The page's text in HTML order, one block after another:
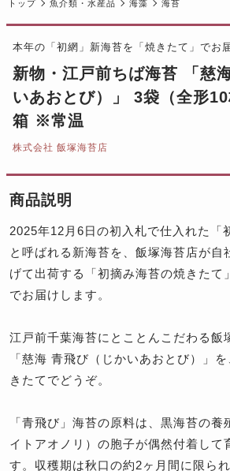
トップ 魚介類・水産品 海藻 海苔
本年の「初網」新海苔を「焼きたて」でお
新物・江戸前ちば海苔 「慈
いあおとび）」 3袋（全形
箱 ※常温
株式会社 飯塚海苔店
商品説明
2025年12月6日の初入札で仕入れた「
と呼ばれる新海苔を、飯塚海苔店が自
げて出荷する「初摘み海苔の焼きたて
でお届けします。
江戸前千葉海苔にとことんこだわる飯
「慈海 青飛び（じかいあおとび）」
きたてでどうぞ。
「青飛び」海苔の原料は、黒海苔の養
イトアオノリ）の胞子が偶然付着して
す。収穫期は秋口の約2ヶ月間に限ら